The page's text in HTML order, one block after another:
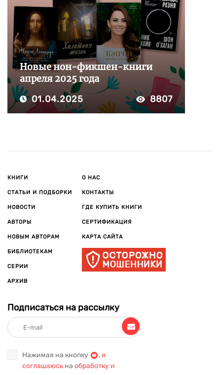
Новые нон-фикшен-книги
апреля 2025 года
01.04.2025 8807
КНИГИ
СТАТЬИ И ПОДБОРКИ
НОВОСТИ
АВТОРЫ
НОВЫМ АВТОРАМ
БИБЛИОТЕКАМ
СЕРИИ
АРХИВ
О НАС
КОНТАКТЫ
ГДЕ КУПИТЬ КНИГИ
СЕРТИФИКАЦИЯ
КАРТА САЙТА
Подписаться на рассылку
Нажимая на кнопку , я
соглашаюсь на обработку и